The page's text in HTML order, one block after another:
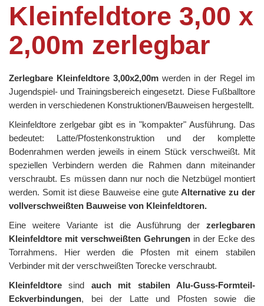
Kleinfeldtore 3,00 x
2,00m zerlegbar
Zerlegbare Kleinfeldtore 3,00x2,00m werden in der Regel im
Jugendspiel- und Trainingsbereich eingesetzt. Diese Fußballtore
werden in verschiedenen Konstruktionen/Bauweisen hergestellt.
Kleinfeldtore zerlgebar gibt es in "kompakter" Ausführung. Das
bedeutet: Latte/Pfostenkonstruktion und der komplette
Bodenrahmen werden jeweils in einem Stück verschweißt. Mit
speziellen Verbindern werden die Rahmen dann miteinander
verschraubt. Es müssen dann nur noch die Netzbügel montiert
werden. Somit ist diese Bauweise eine guteAlternative zu der
vollverschweißten Bauweise von Kleinfeldtoren.
Eine weitere Variante ist die Ausführung der zerlegbaren
Kleinfeldtore mit verschweißten Gehrungen in der Ecke des
Torrahmens. Hier werden die Pfosten mit einem stabilen
Verbinder mit der verschweißten Torecke verschraubt.
Kleinfeldtoresind auch mit stabilen Alu-Guss-Formteil-
Eckverbindungen, bei der Latte und Pfosten sowie die